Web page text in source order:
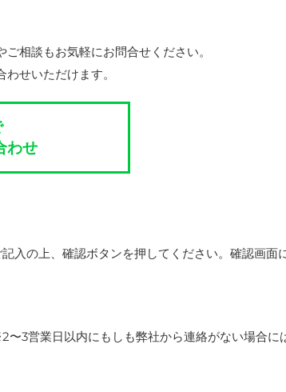
相談もお気軽にお問合せください。
せいただけます。
わせ
入の上、確認ボタンを押してください。確認画面
3営業日以内にもしも弊社から連絡がない場合に